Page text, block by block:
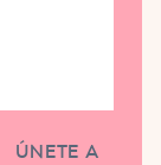
ÚNETE A